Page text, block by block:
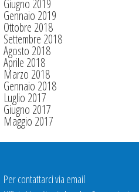
Giugno 2019
Gennaio 2019
Ottobre 2018
Settembre 2018
Agosto 2018
Aprile 2018
Marzo 2018
Gennaio 2018
Luglio 2017
Giugno 2017
Maggio 2017
Per contattarci via email